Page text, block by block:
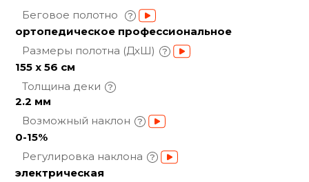
Беговое полотно
ортопедическое профессиональное
Размеры полотна (ДхШ)
155 x 56 см
Толщина деки
2.2 мм
Возможный наклон
0-15%
Регулировка наклона
электрическая